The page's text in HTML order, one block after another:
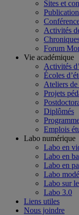
Sites et
Activités
Forum
Vie académique
Activités
Écoles
Ateliers
Projets
Diplômés
Emplois
Labo numérique
Labo en
Labo en
Labo en
Labo
Labo sur
Labo 3.0
Liens utiles
Nous joindre